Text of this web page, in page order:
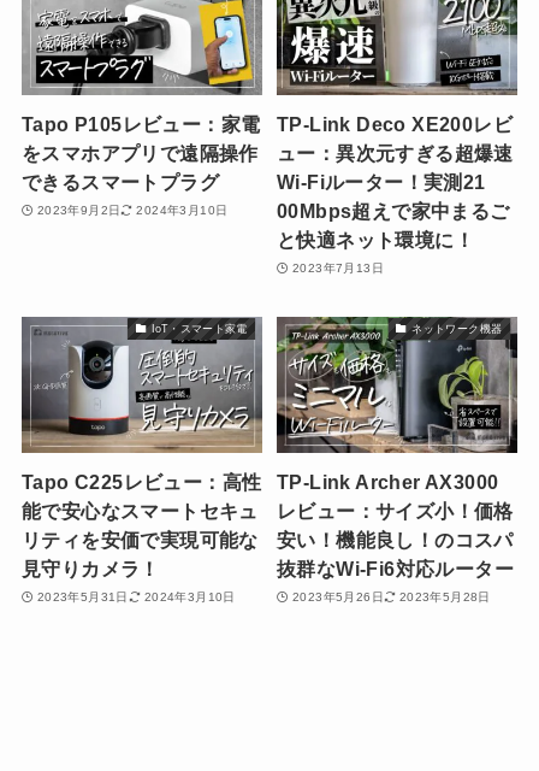
Tapo P105レビュー：家電
をスマホアプリで遠隔操作
できるスマートプラグ
2023年9月2日 2024年3月10日
TP-Link Deco XE200レビ
ュー：異次元すぎる超爆速
Wi-Fiルーター！実測21
00Mbps超えで家中まるご
と快適ネット環境に！
2023年7月13日
IoT・スマート家電
Tapo C225レビュー：高性
能で安心なスマートセキュ
リティを安価で実現可能な
見守りカメラ！
2023年5月31日 2024年3月10日
ネットワーク機器
TP-Link Archer AX3000
レビュー：サイズ小！価格
安い！機能良し！のコスパ
抜群なWi-Fi6対応ルーター
2023年5月26日 2023年5月28日